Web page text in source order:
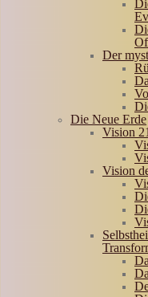
Der
Die Neue Erde
Vision 21
Vision